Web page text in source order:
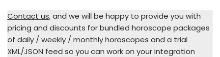
Contact us, and we will be happy to provide you with
pricing and discounts for bundled horoscope packages
of daily / weekly / monthly horoscopes and a trial
XML/JSON feed so you can work on your integration